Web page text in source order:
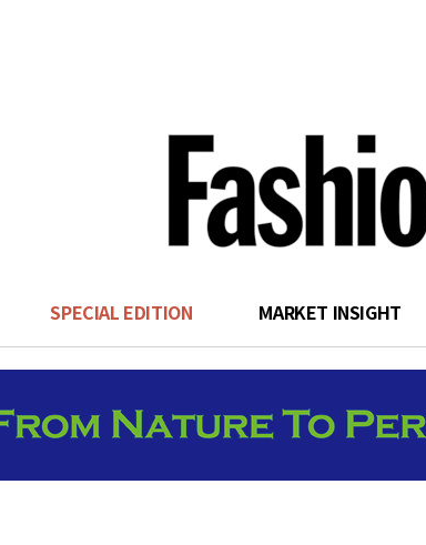
SPECIAL EDITION MARKET INSIGHT